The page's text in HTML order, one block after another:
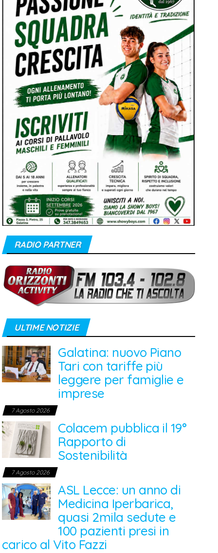
RADIO PARTNER
ULTIME NOTIZIE
Galatina: nuovo Piano
Tari con tariffe più
leggere per famiglie e
imprese
7 Agosto 2026
Colacem pubblica il 19°
Rapporto di
Sostenibilità
7 Agosto 2026
ASL Lecce: un anno di
Medicina Iperbarica,
quasi 2mila sedute e
100 pazienti presi in
carico al Vito Fazzi